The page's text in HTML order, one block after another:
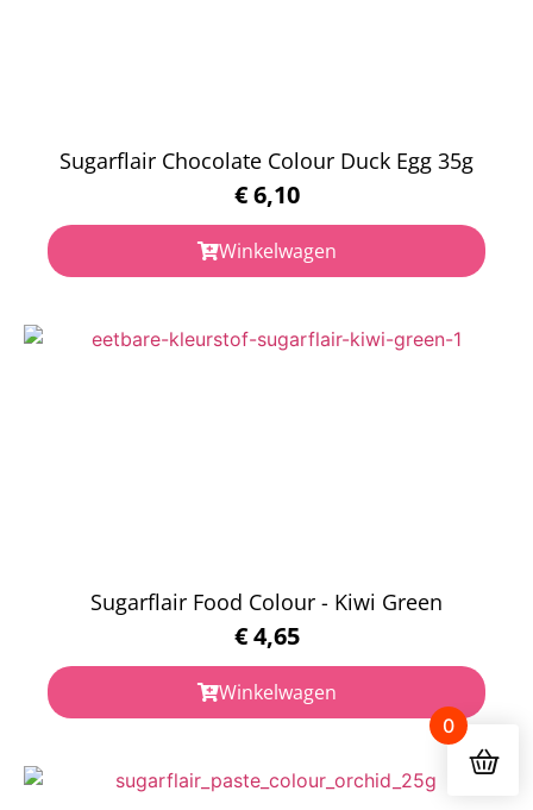
Sugarflair Chocolate Colour Duck Egg 35g
€6,10
Winkelwagen
Sugarflair Food Colour - Kiwi Green
€4,65
Winkelwagen
0